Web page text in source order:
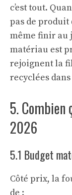
c’est tout.
pas de produit
même finir au
matériau est
rejoignent la
recyclées
5. Combien
2026
5.1 Budget
Côté prix, la